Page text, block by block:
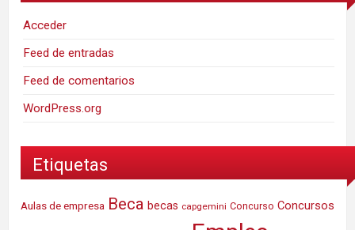
Acceder
Feed de entradas
Feed de comentarios
WordPress.org
Etiquetas
Aulas de empresa Beca becas capgemini Concurso Concursos